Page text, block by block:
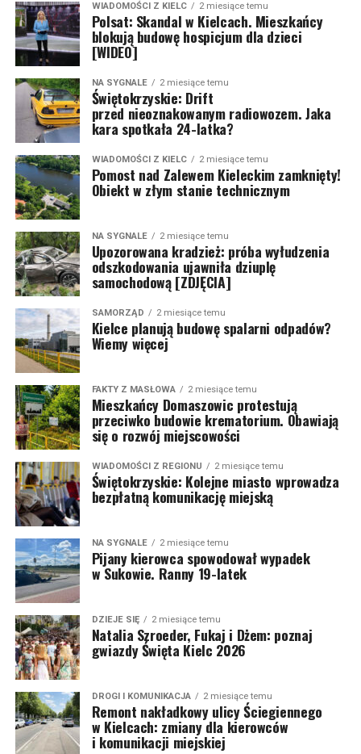
WIADOMOŚCI Z KIELC 2 miesiące temu
Polsat: Skandal w Kielcach. Mieszkańcy
blokują budowę hospicjum dla dzieci
[WIDEO]
NA SYGNALE 2 miesiące temu
Świętokrzyskie: Drift
przed nieoznakowanym radiowozem. Jaka
kara spotkała 24-latka?
WIADOMOŚCI Z KIELC 2 miesiące temu
Pomost nad Zalewem Kieleckim zamknięty!
Obiekt w złym stanie technicznym
NA SYGNALE 2 miesiące temu
Upozorowana kradzież: próba wyłudzenia
odszkodowania ujawniła dziuplę
samochodową [ZDJĘCIA]
SAMORZĄD 2 miesiące temu
Kielce planują budowę spalarni odpadów?
Wiemy więcej
FAKTY Z MASŁOWA 2 miesiące temu
Mieszkańcy Domaszowic protestują
przeciwko budowie krematorium. Obawiają
się o rozwój miejscowości
WIADOMOŚCI Z REGIONU 2 miesiące temu
Świętokrzyskie: Kolejne miasto wprowadza
bezpłatną komunikację miejską
NA SYGNALE 2 miesiące temu
Pijany kierowca spowodował wypadek
w Sukowie. Ranny 19-latek
DZIEJE SIĘ 2 miesiące temu
Natalia Szroeder, Fukaj i Dżem: poznaj
gwiazdy Święta Kielc 2026
DROGI I KOMUNIKACJA 2 miesiące temu
Remont nakładkowy ulicy Ściegiennego
w Kielcach: zmiany dla kierowców
i komunikacji miejskiej